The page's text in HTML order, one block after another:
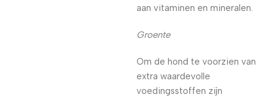
aan vitaminen en mineralen.
Groente
Om de hond te voorzien van
extra waardevolle
voedingsstoffen zijn